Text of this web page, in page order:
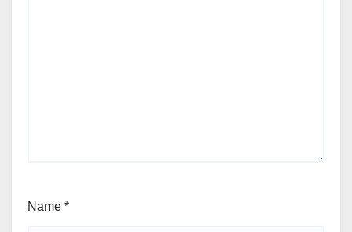
Name *